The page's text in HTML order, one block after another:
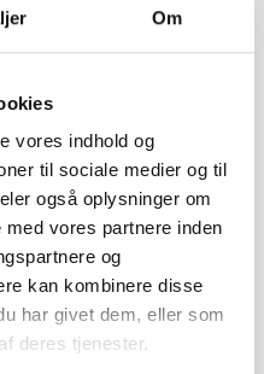
Om
vores indhold og
til sociale medier og til
også oplysninger om
vores partnere inden
og
kan kombinere disse
har givet dem, eller som
deres tjenester.
til. Skal den bruges til
spil eller video- og
dit behov er, skal du
RAM, grafikkort og
at du overvejer, hvilket
computer. Uanset om du
MacOS, har vi
og stationære